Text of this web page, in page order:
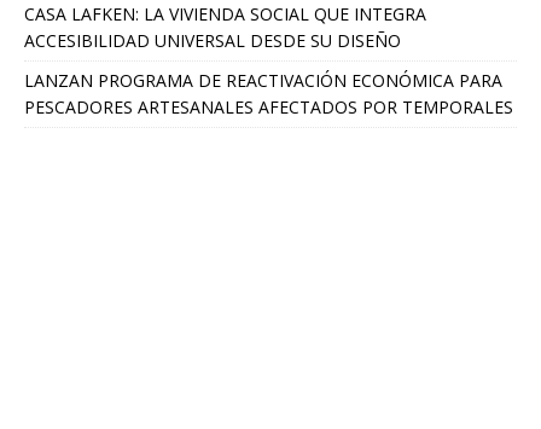
CASA LAFKEN: LA VIVIENDA SOCIAL QUE INTEGRA
ACCESIBILIDAD UNIVERSAL DESDE SU DISEÑO
LANZAN PROGRAMA DE REACTIVACIÓN ECONÓMICA PARA
PESCADORES ARTESANALES AFECTADOS POR TEMPORALES